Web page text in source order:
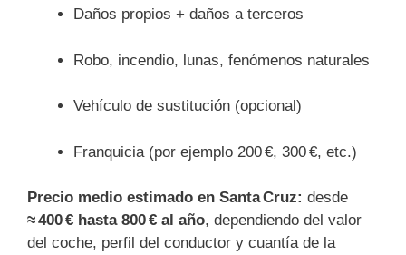
Daños propios + daños a terceros
Robo, incendio, lunas, fenómenos naturales
Vehículo de sustitución (opcional)
Franquicia (por ejemplo 200 €, 300 €, etc.)
Precio medio estimado en Santa Cruz: desde
≈ 400 € hasta 800 € al año, dependiendo del valor
del coche, perfil del conductor y cuantía de la